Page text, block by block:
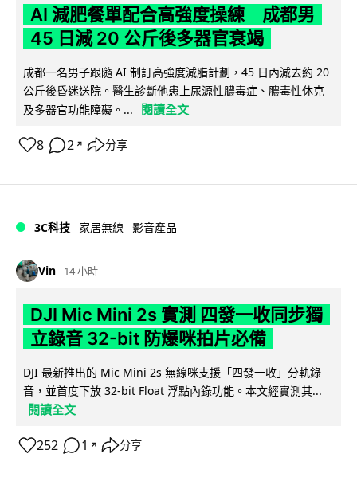
AI 減肥餐單配合高強度操練 成都男
45 日減 20 公斤後多器官衰竭
成都一名男子跟隨 AI 制訂高強度減脂計劃，45 日內減去約 20
公斤後昏迷送院。醫生診斷他患上尿源性膿毒症、膿毒性休克
及多器官功能障礙。...
閱讀全文
8 2 ↗ 分享
3C科技 家居無線 影音產品
Vin 14 小時
DJI Mic Mini 2s 實測 四發一收同步獨
立錄音 32-bit 防爆咪拍片必備
DJI 最新推出的 Mic Mini 2s 無線咪支援「四發一收」分軌錄
音，並首度下放 32-bit Float 浮點內錄功能。本文經實測其...
閱讀全文
252 1 ↗ 分享